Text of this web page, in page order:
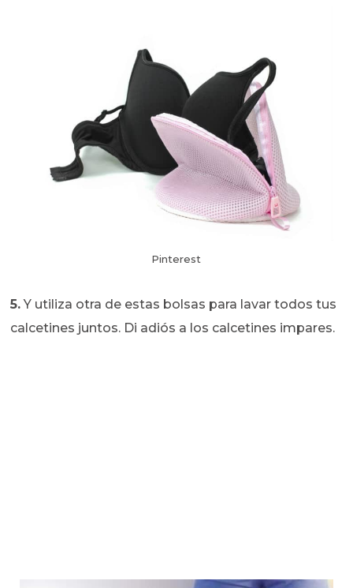
Pinterest
5.Y utiliza otra de estas bolsas para lavar todos tus
calcetines juntos. Di adiós a los calcetines impares.